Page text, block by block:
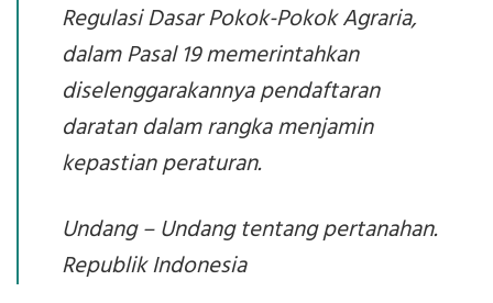
Regulasi Dasar Pokok-Pokok Agraria,
dalam Pasal 19 memerintahkan
diselenggarakannya pendaftaran
daratan dalam rangka menjamin
kepastian peraturan.
Undang – Undang tentang pertanahan.
Republik Indonesia